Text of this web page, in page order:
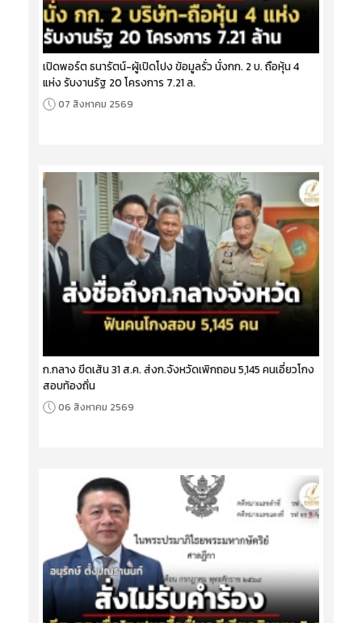
เปิดพอร์ต ธนารัตน์-ผู้เปิดโปง ข้อมูลรั่ว นั่งกก. 2 บ. ถือหุ้น 4
แห่ง รับงานรัฐ 20 โครงการ 7.21 ล.
07 สิงหาคม 2569
ก.กลาง ขีดเส้น 31 ส.ค. ส่งก.จังหวัดเพิกถอน 5,145 คนเอี่ยวโกง
สอบท้องถิ่น
06 สิงหาคม 2569